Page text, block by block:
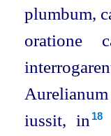
plumbum,
oratione
iussit, in⁠ 18